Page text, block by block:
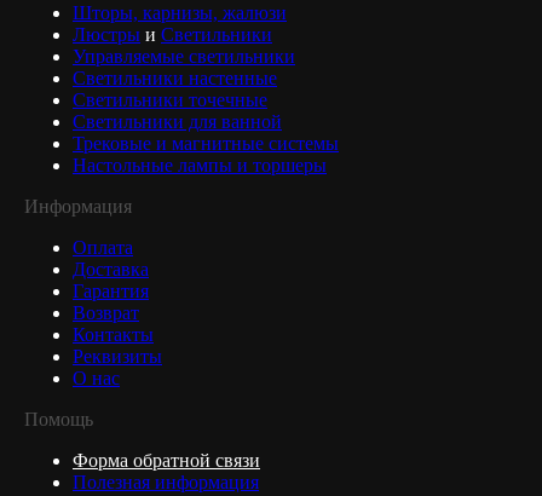
Шторы, карнизы, жалюзи
Люстры и Светильники
Управляемые светильники
Светильники настенные
Светильники точечные
Светильники для ванной
Трековые и магнитные системы
Настольные лампы и торшеры
Информация
Оплата
Доставка
Гарантия
Возврат
Контакты
Реквизиты
О нас
Помощь
Форма обратной связи
Полезная информация